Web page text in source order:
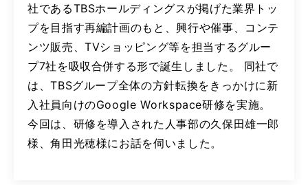
社であるTBSホールディングスが掲げた業界トッ
プを目指す再編計画のもと、興行や催事、コンテ
ンツ販売、TVショッピング等を担当するグルー
プ7社を吸収合併する形で誕生しました。 同社で
は、TBSグループ全体の方針転換をきっかけに新
入社員向けのGoogle Workspace研修を実施。
今回は、研修を導入された人事部の久保田雄一郎
様、角田光穂様にお話を伺いました。